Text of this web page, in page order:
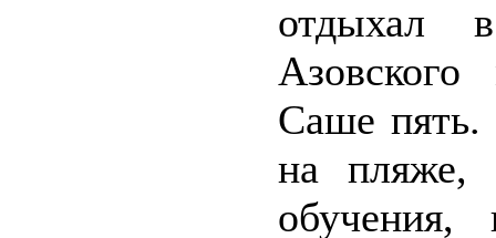
отдыхал
Саше пять.
на пляже,